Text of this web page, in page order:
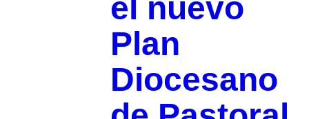
el nuevo
Plan
Diocesano